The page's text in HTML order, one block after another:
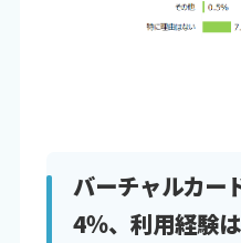
バーチャルカー
4％、利用経験